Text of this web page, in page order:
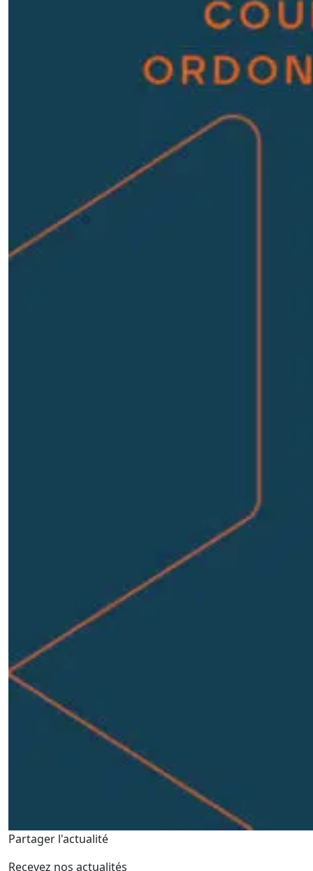
Partager l'actualité
Recevez nos actualités